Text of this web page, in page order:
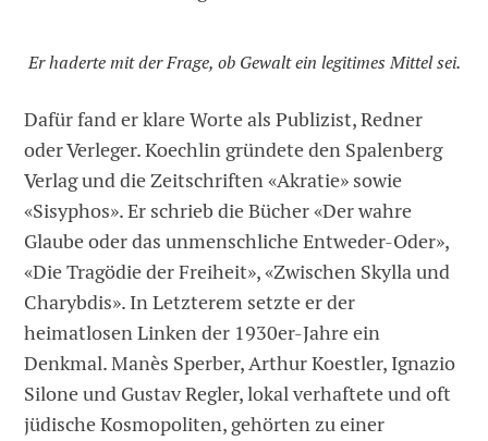
Er haderte mit der Frage, ob Gewalt ein legitimes Mittel sei.
Dafür fand er klare Worte als Publizist, Redner
oder Verleger. Koechlin gründete den Spalenberg
Verlag und die Zeitschriften «Akratie» sowie
«Sisyphos». Er schrieb die Bücher «Der wahre
Glaube oder das unmenschliche Entweder-Oder»,
«Die Tragödie der Freiheit», «Zwischen Skylla und
Charybdis». In Letzterem setzte er der
heimatlosen Linken der 1930er-Jahre ein
Denkmal. Manès Sperber, Arthur Koestler, Ignazio
Silone und Gustav Regler, lokal verhaftete und oft
jüdische Kosmopoliten, gehörten zu einer